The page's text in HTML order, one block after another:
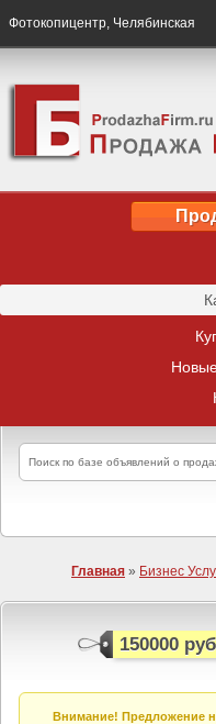
Фотокопицентр, Челябинская
Главная » Бизнес
150000
Внимание! Предложение